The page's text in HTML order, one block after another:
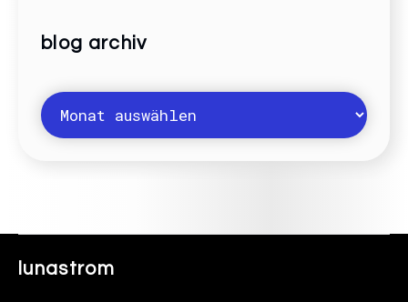
blog archiv
lunastrom